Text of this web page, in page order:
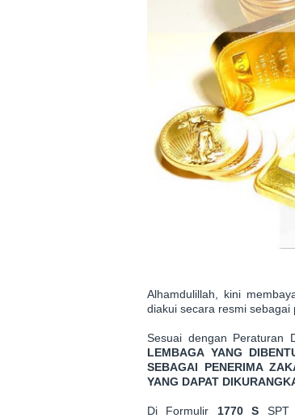
Alhamdulillah, kini
diakui secara resmi sebagai
Sesuai dengan Peraturan
LEMBAGA YANG
SEBAGAI PENERIMA
YANG DAPAT
Di Formulir 1770 S SPT